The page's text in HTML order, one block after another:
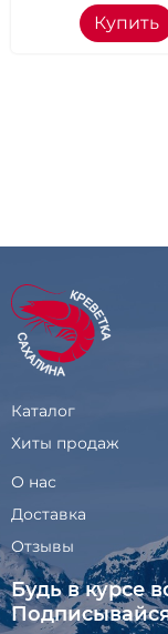
Купить
Каталог
Хиты продаж
О нас
Доставка
Отзывы
Будь в курсе